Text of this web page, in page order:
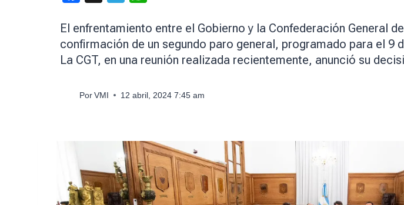
El enfrentamiento entre el Gobierno y la Confederación General
confirmación de un segundo paro general, programado para el
La CGT, en una reunión realizada recientemente, anunció su
Por VMI 12 abril, 2024 7:45 am